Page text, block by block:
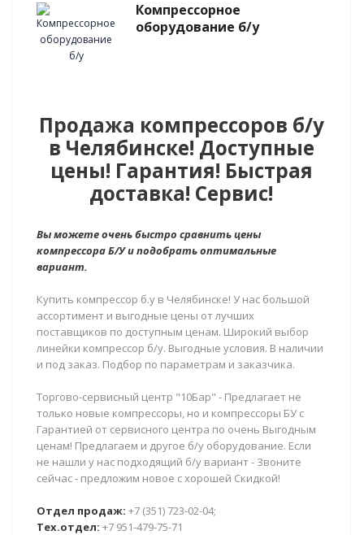
Компрессорное
оборудование б/у
Продажа компрессоров б/у
в Челябинске! Доступные
цены! Гарантия! Быстрая
доставка! Сервис!
Вы можете очень быстро сравнить цены
компрессора Б/У и подобрать оптимальные
вариант.
Купить компрессор б.у в Челябинске! У нас большой
ассортимент и выгодные цены от лучших
поставщиков по доступным ценам. Широкий выбор
линейки компрессор б/у. Выгодные условия. В наличии
и под заказ. Подбор по параметрам и заказчика.
Торгово-сервисный центр "10Бар" - Предлагает не
только новые компрессоры, но и компрессоры БУ с
Гарантией от сервисного центра по очень Выгодным
ценам! Предлагаем и другое б/у оборудование. Если
не нашли у нас подходящий б/у вариант - Звоните
сейчас - предложим новое с хорошей Скидкой!
Отдел продаж: +7 (351) 723-02-04;
Тех.отдел: +7 951-479-75-71